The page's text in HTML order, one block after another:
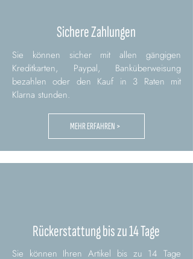
Sichere Zahlungen
Sie können sicher mit allen gängigen
Kreditkarten, Paypal, Banküberweisung
bezahlen oder den Kauf in 3 Raten mit
Klarna stunden.
MEHR ERFAHREN >
Rückerstattung bis zu 14 Tage
Sie können Ihren Artikel bis zu 14 Tage